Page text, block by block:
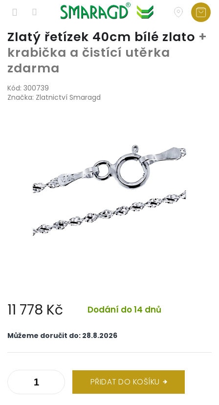
Přejít
na
obsah
Zlatý řetízek 40cm bílé zlato +
krabička a čistící utěrka
zdarma
Kód: 300739
Značka: Zlatnictví Smaragd
11 778 Kč Dodání do 14 dnů
cena:
Můžeme doručit do: 28.8.2026
PŘIDAT DO KOŠÍKU